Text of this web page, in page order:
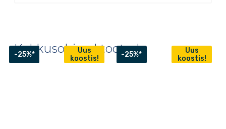
Kokkusobivad tooted
-25%*
Uus
koostis!
-25%*
Uus
koostis!